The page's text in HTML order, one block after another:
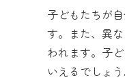
子どもたちが
す。また、異
われます。子
いえるでしょう